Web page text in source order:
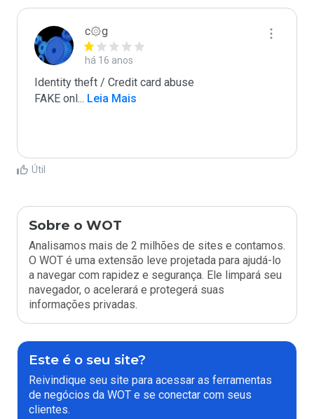
c۞g
há 16 anos
Identity theft / Credit card abuse
FAKE onl... Leia Mais
Útil
Sobre o WOT
Analisamos mais de 2 milhões de sites e contamos.
O WOT é uma extensão leve projetada para ajudá-lo
a navegar com rapidez e segurança. Ele limpará seu
navegador, o acelerará e protegerá suas
informações privadas.
Este é o seu site?
Reivindique seu site para acessar as ferramentas
de negócios da WOT e se conectar com seus
clientes.